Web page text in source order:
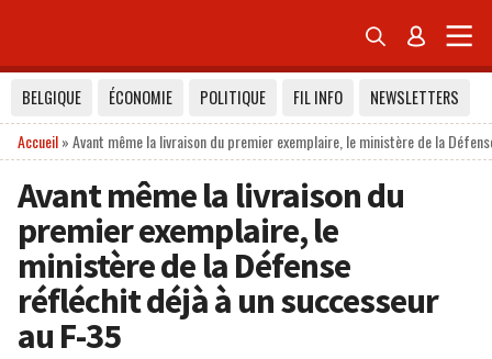
 
BELGIQUE ÉCONOMIE POLITIQUE FIL INFO
NEWSLETTERS
Accueil»Avant même la livraison du premier exemplaire, le ministère de la
Avant même la livraison du
premier exemplaire, le
ministère de la Défense
réfléchit déjà à un successeur
au F-35